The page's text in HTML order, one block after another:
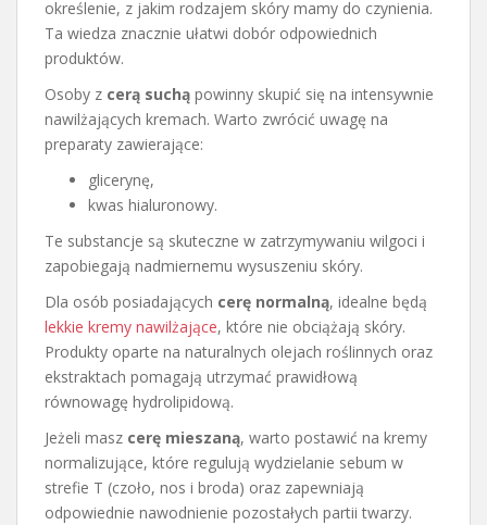
określenie, z jakim rodzajem skóry mamy do czynienia.
Ta wiedza znacznie ułatwi dobór odpowiednich
produktów.
Osoby z cerą suchą powinny skupić się na intensywnie
nawilżających kremach. Warto zwrócić uwagę na
preparaty zawierające:
glicerynę,
kwas hialuronowy.
Te substancje są skuteczne w zatrzymywaniu wilgoci i
zapobiegają nadmiernemu wysuszeniu skóry.
Dla osób posiadających cerę normalną, idealne będą
lekkie kremy nawilżające, które nie obciążają skóry.
Produkty oparte na naturalnych olejach roślinnych oraz
ekstraktach pomagają utrzymać prawidłową
równowagę hydrolipidową.
Jeżeli masz cerę mieszaną, warto postawić na kremy
normalizujące, które regulują wydzielanie sebum w
strefie T (czoło, nos i broda) oraz zapewniają
odpowiednie nawodnienie pozostałych partii twarzy.